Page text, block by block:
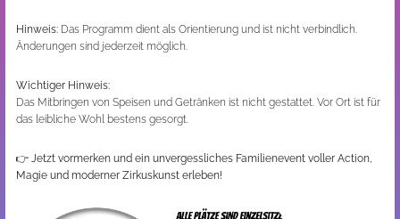
Hinweis: Das Programm dient als Orientierung und ist nicht verbindlich.
Änderungen sind jederzeit möglich.
Wichtiger Hinweis:
Das Mitbringen von Speisen und Getränken ist nicht gestattet. Vor Ort ist für
das leibliche Wohl bestens gesorgt.
👉 Jetzt vormerken und ein unvergessliches Familienevent voller Action,
Magie und moderner Zirkuskunst erleben!